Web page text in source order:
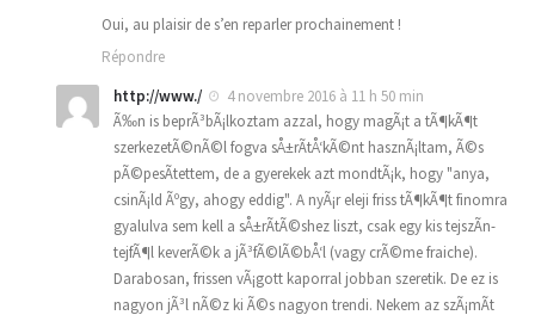
Oui, au plaisir de s’en reparler prochainement !
Répondre
http://www./
4 novembre 2016 à 11 h 50 min
Ã‰n is beprÃ³bÃ¡lkoztam azzal, hogy magÃ¡t a tÃ¶kÃ¶t
szerkezetÃ©nÃ©l fogva sÅ±rÃ­tÅ‘kÃ©nt hasznÃ¡ltam, Ã©s
pÃ©pesÃ­tettem, de a gyerekek azt mondtÃ¡k, hogy "anya,
csinÃ¡ld Ãºgy, ahogy eddig". A nyÃ¡r eleji friss tÃ¶kÃ¶t finomra
gyalulva sem kell a sÅ±rÃ­tÃ©shez liszt, csak egy kis tejszÃ­n-
tejfÃ¶l keverÃ©k a jÃ³fÃ©lÃ©bÅ‘l (vagy crÃ©me fraiche).
Darabosan, frissen vÃ¡gott kaporral jobban szeretik. De ez is
nagyon jÃ³l nÃ©z ki Ã©s nagyon trendi. Nekem az szÃ¡mÃ­t